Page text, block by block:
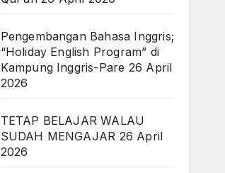
Pengembangan Bahasa Inggris;
“Holiday English Program” di
Kampung Inggris-Pare 26 April
2026
TETAP BELAJAR WALAU
SUDAH MENGAJAR 26 April
2026